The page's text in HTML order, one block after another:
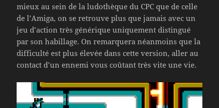
mieux au sein de la ludothèque du CPC que de celle
de l’Amiga, on se retrouve plus que jamais avec un
jeu d’action très générique uniquement distingué
par son habillage. On remarquera néanmoins que la
difficulté est plus élevée dans cette version, aller au
contact d’un ennemi vous coûtant très vite une vie.